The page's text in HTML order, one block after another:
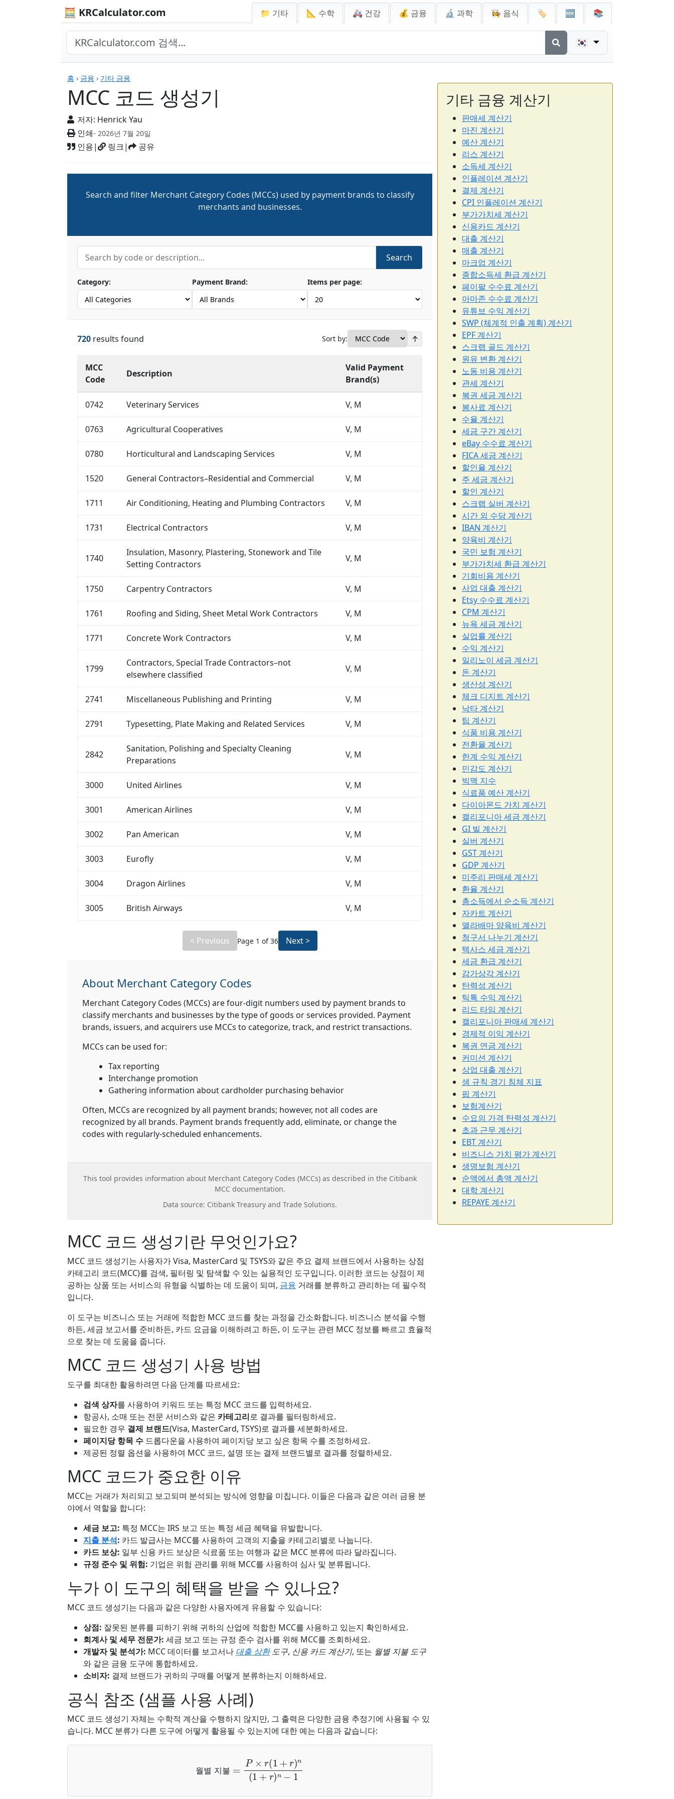
🧮 KRCalculator.com 📁 기타 📐 수학 🚑 건강 💰 금융 🔬 과학 👩‍🍳 음식 🏷️ 🆕 📚
🇰🇷
홈 › 금융 › 기타 금융
MCC 코드 생성기
저자: Henrick Yau
인쇄- 2026년 7월 20일
인용| 링크| 공유
계산기
Search and filter Merchant Category Codes (MCCs) used by payment brands to classify
merchants and businesses.
Search
Category: Payment Brand: Items per page:
720 results found Sort by: ↑
MCC
Code
Description
Valid Payment
Brand(s)
0742 Veterinary Services V, M
0763 Agricultural Cooperatives V, M
0780 Horticultural and Landscaping Services V, M
1520 General Contractors–Residential and Commercial V, M
1711 Air Conditioning, Heating and Plumbing Contractors V, M
1731 Electrical Contractors V, M
1740
Insulation, Masonry, Plastering, Stonework and Tile
Setting Contractors
V, M
1750 Carpentry Contractors V, M
1761 Roofing and Siding, Sheet Metal Work Contractors V, M
1771 Concrete Work Contractors V, M
1799
Contractors, Special Trade Contractors–not
elsewhere classified
V, M
2741 Miscellaneous Publishing and Printing V, M
2791 Typesetting, Plate Making and Related Services V, M
2842
Sanitation, Polishing and Specialty Cleaning
Preparations
V, M
3000 United Airlines V, M
3001 American Airlines V, M
3002 Pan American V, M
3003 Eurofly V, M
3004 Dragon Airlines V, M
3005 British Airways V, M
< Previous Page 1 of36 Next >
About Merchant Category Codes
Merchant Category Codes (MCCs) are four-digit numbers used by payment brands to
classify merchants and businesses by the type of goods or services provided. Payment
brands, issuers, and acquirers use MCCs to categorize, track, and restrict transactions.
MCCs can be used for:
Tax reporting
Interchange promotion
Gathering information about cardholder purchasing behavior
Often, MCCs are recognized by all payment brands; however, not all codes are
recognized by all brands. Payment brands frequently add, eliminate, or change the
codes with regularly-scheduled enhancements.
This tool provides information about Merchant Category Codes (MCCs) as described in the Citibank
MCC documentation.
Data source: Citibank Treasury and Trade Solutions.
MCC 코드 생성기란 무엇인가요?
MCC 코드 생성기는 사용자가 Visa, MasterCard 및 TSYS와 같은 주요 결제 브랜드에서 사용하는 상점
카테고리 코드(MCC)를 검색, 필터링 및 탐색할 수 있는 실용적인 도구입니다. 이러한 코드는 상점이 제
공하는 상품 또는 서비스의 유형을 식별하는 데 도움이 되며, 금융 거래를 분류하고 관리하는 데 필수적
입니다.
이 도구는 비즈니스 또는 거래에 적합한 MCC 코드를 찾는 과정을 간소화합니다. 비즈니스 분석을 수행
하든, 세금 보고서를 준비하든, 카드 요금을 이해하려고 하든, 이 도구는 관련 MCC 정보를 빠르고 효율적
으로 찾는 데 도움을 줍니다.
MCC 코드 생성기 사용 방법
도구를 최대한 활용하려면 다음 단계를 따르세요:
검색 상자를 사용하여 키워드 또는 특정 MCC 코드를 입력하세요.
항공사, 소매 또는 전문 서비스와 같은 카테고리로 결과를 필터링하세요.
필요한 경우 결제 브랜드(Visa, MasterCard, TSYS)로 결과를 세분화하세요.
페이지당 항목 수 드롭다운을 사용하여 페이지당 보고 싶은 항목 수를 조정하세요.
제공된 정렬 옵션을 사용하여 MCC 코드, 설명 또는 결제 브랜드별로 결과를 정렬하세요.
MCC 코드가 중요한 이유
MCC는 거래가 처리되고 보고되며 분석되는 방식에 영향을 미칩니다. 이들은 다음과 같은 여러 금융 분
야에서 역할을 합니다:
세금 보고: 특정 MCC는 IRS 보고 또는 특정 세금 혜택을 유발합니다.
지출 분석: 카드 발급사는 MCC를 사용하여 고객의 지출을 카테고리별로 나눕니다.
카드 보상: 일부 신용 카드 보상은 식료품 또는 여행과 같은 MCC 분류에 따라 달라집니다.
규정 준수 및 위험: 기업은 위험 관리를 위해 MCC를 사용하여 심사 및 분류됩니다.
누가 이 도구의 혜택을 받을 수 있나요?
MCC 코드 생성기는 다음과 같은 다양한 사용자에게 유용할 수 있습니다:
상점: 잘못된 분류를 피하기 위해 귀하의 산업에 적합한 MCC를 사용하고 있는지 확인하세요.
회계사 및 세무 전문가: 세금 보고 또는 규정 준수 검사를 위해 MCC를 조회하세요.
개발자 및 분석가: MCC 데이터를 보고서나 대출 상환도구, 신용 카드 계산기, 또는 월별 지불 도구
와 같은 금융 도구에 통합하세요.
소비자: 결제 브랜드가 귀하의 구매를 어떻게 분류하는지 이해하세요.
공식 참조 (샘플 사용 사례)
MCC 코드 생성기 자체는 수학적 계산을 수행하지 않지만, 그 출력은 다양한 금융 추정기에 사용될 수 있
습니다. MCC 분류가 다른 도구에 어떻게 활용될 수 있는지에 대한 예는 다음과 같습니다:
월 별 지 불
r(1 + r)n( + r)n
기타 금융 계산기
판매세 계산기
마진 계산기
예산 계산기
리스 계산기
소득세 계산기
인플레이션 계산기
결제 계산기
CPI 인플레이션 계산기
부가가치세 계산기
신용카드 계산기
대출 계산기
매출 계산기
마크업 계산기
종합소득세 환급 계산기
페이팔 수수료 계산기
아마존 수수료 계산기
유튜브 수익 계산기
SWP (체계적 인출 계획) 계산기
EPF 계산기
스크랩 골드 계산기
원유 변환 계산기
노동 비용 계산기
관세 계산기
복권 세금 계산기
봉사료 계산기
수율 계산기
세금 구간 계산기
eBay 수수료 계산기
FICA 세금 계산기
할인율 계산기
주 세금 계산기
할인 계산기
스크랩 실버 계산기
시간 외 수당 계산기
IBAN 계산기
양육비 계산기
국민 보험 계산기
부가가치세 환급 계산기
기회비용 계산기
사업 대출 계산기
Etsy 수수료 계산기
CPM 계산기
뉴욕 세금 계산기
실업률 계산기
수익 계산기
일리노이 세금 계산기
돈 계산기
생산성 계산기
체크 디지트 계산기
낙타 계산기
팁 계산기
식품 비용 계산기
전환율 계산기
한계 수익 계산기
민감도 계산기
빅맥 지수
식료품 예산 계산기
다이아몬드 가치 계산기
캘리포니아 세금 계산기
GI 빌 계산기
실버 계산기
GST 계산기
GDP 계산기
미주리 판매세 계산기
환율 계산기
총소득에서 순소득 계산기
자카트 계산기
앨라배마 양육비 계산기
청구서 나누기 계산기
텍사스 세금 계산기
세금 환급 계산기
감가상각 계산기
탄력성 계산기
틱톡 수익 계산기
리드 타임 계산기
캘리포니아 판매세 계산기
경제적 이익 계산기
복권 연금 계산기
커미션 계산기
상업 대출 계산기
샘 규칙 경기 침체 지표
핍 계산기
보험계산기
수요의 가격 탄력성 계산기
초과 근무 계산기
EBT 계산기
비즈니스 가치 평가 계산기
생명보험 계산기
순액에서 총액 계산기
대학 계산기
REPAYE 계산기